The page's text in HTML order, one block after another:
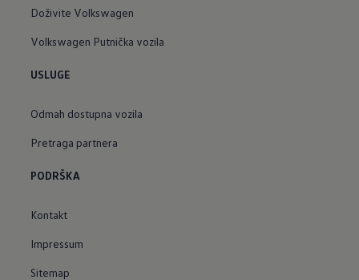
Doživite Volkswagen
Volkswagen Putnička vozila
USLUGE
Odmah dostupna vozila
Pretraga partnera
PODRŠKA
Kontakt
Impressum
Sitemap